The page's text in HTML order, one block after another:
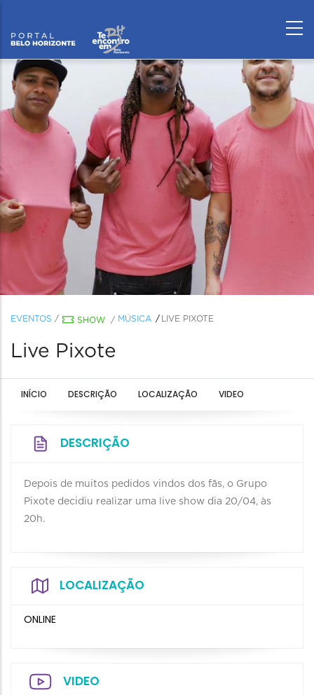
EVENTOS / SHOW / MÚSICA LIVE PIXOTE
Live Pixote
INÍCIO DESCRIÇÃO LOCALIZAÇÃO VIDEO
DESCRIÇÃO
Depois de muitos pedidos vindos dos fãs, o Grupo
Pixote decidiu realizar uma live show dia 20/04, às
20h.
LOCALIZAÇÃO
ONLINE
VIDEO